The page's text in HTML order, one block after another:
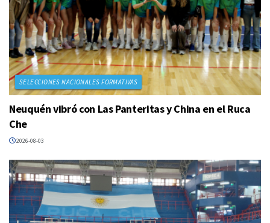
SELECCIONES NACIONALES FORMATIVAS
Neuquén vibró con Las Panteritas y China en el Ruca
Che
2026-08-03